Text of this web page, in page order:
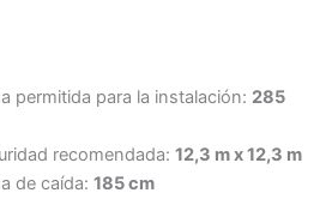
permitida para la instalación: 285
recomendada: 12,3 m x 12,3 m
de caída: 185 cm